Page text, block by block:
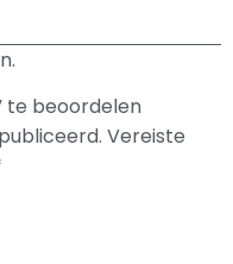
te beoordelen
Vereiste